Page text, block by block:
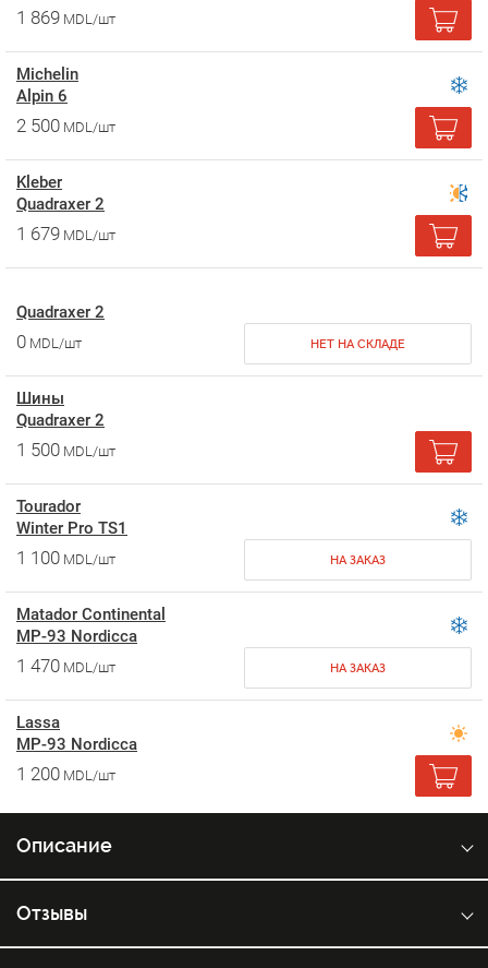
1 869 MDL/шт
Michelin
Alpin 6
2 500 MDL/шт
Kleber
Quadraxer 2
1 679 MDL/шт
Quadraxer 2
0 MDL/шт НЕТ НА СКЛАДЕ
Шины
Quadraxer 2
1 500 MDL/шт
Tourador
Winter Pro TS1
1 100 MDL/шт НА ЗАКАЗ
Matador Continental
MP-93 Nordicca
1 470 MDL/шт НА ЗАКАЗ
Lassa
MP-93 Nordicca
1 200 MDL/шт
Описание
Отзывы